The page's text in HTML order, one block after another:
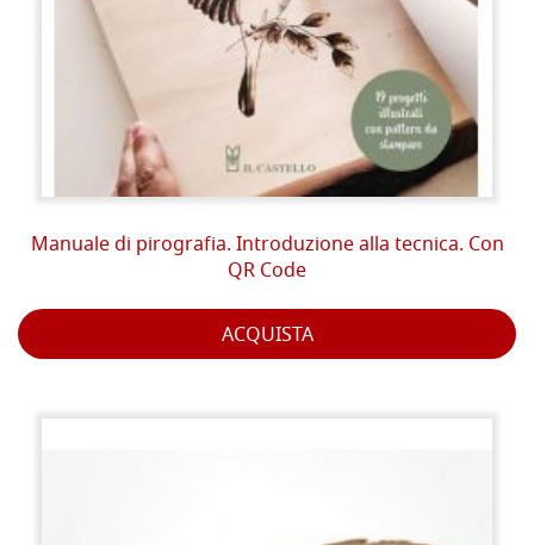
Manuale di pirografia. Introduzione alla tecnica. Con
QR Code
ACQUISTA